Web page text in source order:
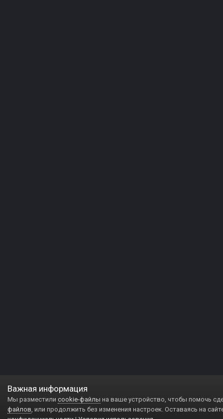
Важная информация
Мы разместили cookie-файлы на ваше устройство, чтобы помочь
файлов, или продолжить без изменения настроек. Оставаясь на